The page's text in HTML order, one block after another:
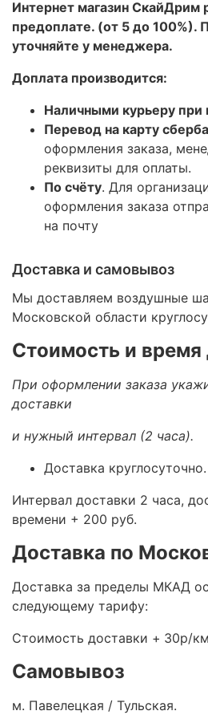
Интернет магазин СкайДрим
предоплате. (от 5 до 100%).
уточняйте у менеджера.
Доплата производится:
Наличными курьеру при
Перевод на карту
оформления заказа,
реквизиты для оплаты.
По счёту. Для
оформления заказа
на почту
Доставка и самовывоз
Мы доставляем воздушные
Московской области
Стоимость и время
При оформлении заказа
доставки
и нужный интервал (2 часа).
Доставка круглосуточно.
Интервал доставки 2 часа,
времени + 200 руб.
Доставка по
Доставка за пределы МКАД
следующему тарифу:
Стоимость доставки + 30р/
Самовывоз
м. Павелецкая / Тульская.